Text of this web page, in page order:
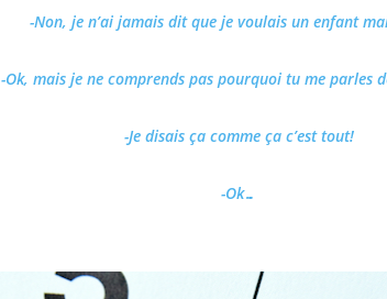
-Non, je n’ai jamais dit que je voulais un enfant
-Ok, mais je ne comprends pas pourquoi tu me parles
-Je disais ça comme ça c’est tout!
-Ok…